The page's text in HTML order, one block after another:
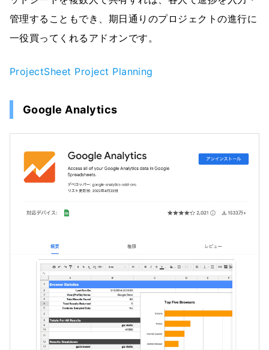
管理することもでき、期日通りのプロジェクトの進行に
一役買ってくれるアドオンです。
ProjectSheet Project Planning
Google Analytics